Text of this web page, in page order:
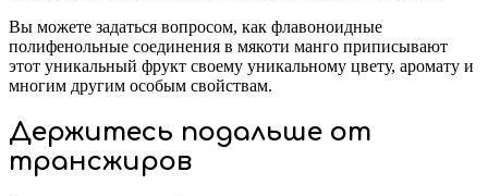
Вы можете задаться вопросом, как флавоноидные
полифенольные соединения в мякоти манго приписывают
этот уникальный фрукт своему уникальному цвету, аромату и
многим другим особым свойствам.
Держитесь подальше от
трансжиров